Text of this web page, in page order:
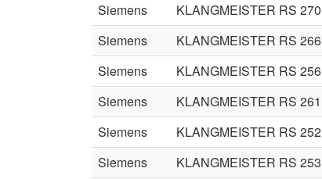
Siemens KLANGMEISTER RS 270
Siemens
KLANGMEISTER RS 266
Siemens
KLANGMEISTER RS 256
Siemens
KLANGMEISTER RS 261
Siemens
KLANGMEISTER RS 252
Siemens
KLANGMEISTER RS 253